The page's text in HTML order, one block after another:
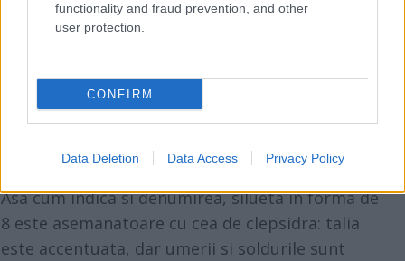
functionality and fraud prevention, and other
user protection.
CONFIRM
Data Deletion Data Access Privacy Policy
Mireasa plinuta cu silueta tip Cifra 8
Asa cum indica si denumirea, silueta in forma de
8 este asemanatoare cu cea de clepsidra: talia
este accentuata, dar umerii si soldurile sunt